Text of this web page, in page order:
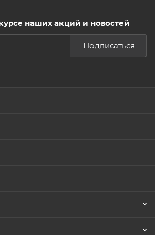
наших акций и новостей
Подписаться